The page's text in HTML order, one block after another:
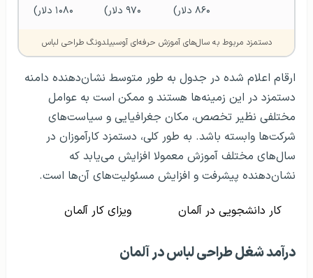
۸۶۰ دلار)
۹۷۰ دلار)
۱۰۸۰ دلار)
دستمزد مربوط به سال‌های آموزش حرفه‌ای آوسبیلدونگ طراحی لباس
ارقام اعلام شده در جدول به طور متوسط نشان‌دهنده دامنه
دستمزد در این زمینه‌ها هستند و ممکن است به عوامل
مختلفی نظیر تخصص، مکان جغرافیایی و سیاست‌های
شرکت‌ها وابسته باشد. به طور کلی، دستمزد کارآموزان در
سال‌های مختلف آموزش معمولا افزایش می‌یابد که
نشان‌دهنده پیشرفت و افزایش مسئولیت‌های آن‌ها است.
کار دانشجویی در آلمان ویزای کار آلمان
درآمد شغل طراحی لباس در آلمان